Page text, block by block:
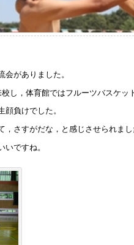
がありました。
し，体育館ではフルーツバスケ
負けでした。
さすがだな，と感じさせられまし
ですね。